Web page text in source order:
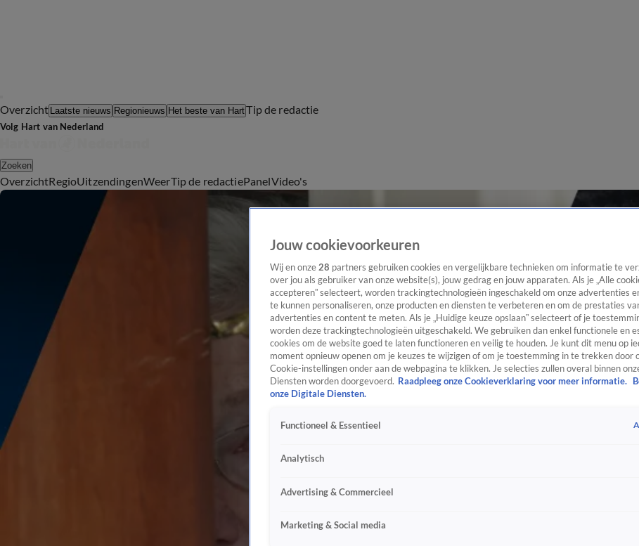
Overzicht Laatste nieuws Regionieuws Het beste van HartTip de redactie
Volg Hart van Nederland
Zoeken
OverzichtRegioUitzendingenWeerTip de redactiePanelVideo's
Jouw cookievoorkeuren
Wij en onze 28 partners gebruiken cookies en vergelijkbare technieken om informatie te
over jou als gebruiker van onze website(s), jouw gedrag en jouw apparaten. Als je „Alle
accepteren” selecteert, worden trackingtechnologieën ingeschakeld om onze advertenties
te kunnen personaliseren, onze producten en diensten te verbeteren en om de prestaties
advertenties en content te meten. Als je „Huidige keuze opslaan” selecteert of je
worden deze trackingtechnologieën uitgeschakeld. We gebruiken dan enkel functionele en
cookies om de website goed te laten functioneren en veilig te houden. Je kunt dit menu op
moment opnieuw openen om je keuzes te wijzigen of om je toestemming in te trekken door
Cookie-instellingen onder aan de webpagina te klikken. Je selecties zullen overal binnen
Diensten worden doorgevoerd. Raadpleeg onze Cookieverklaring voor meer informatie.
onze Digitale Diensten.
Functioneel & Essentieel
Analytisch
Advertising & Commercieel
Marketing & Social media